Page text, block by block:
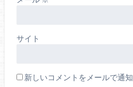
サイト
新しいコメントをメールで通知